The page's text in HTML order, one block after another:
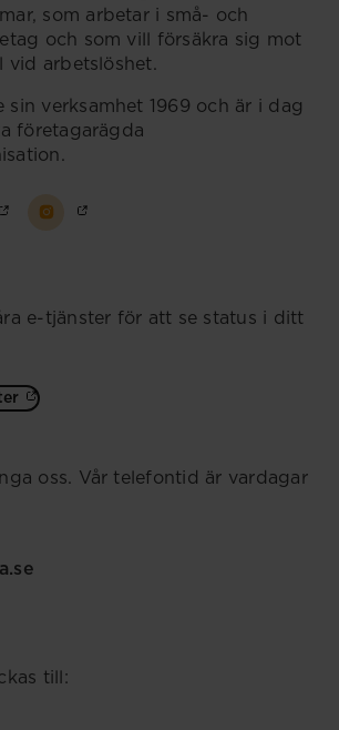
som arbetar i små- och
och som vill försäkra sig mot
vid arbetslöshet.
sin verksamhet 1969 och är i dag
företagarägda
e-tjänster för att se status i ditt
oss. Vår telefontid är vardagar
till: